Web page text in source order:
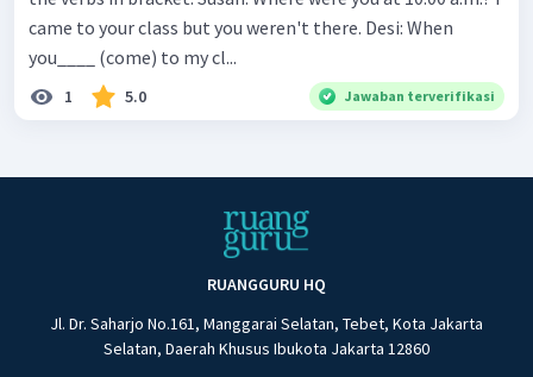
came to your class but you weren't there. Desi: When
you____ (come) to my cl...
1 5.0 Jawaban terverifikasi
RUANGGURU HQ
Jl. Dr. Saharjo No.161, Manggarai Selatan, Tebet, Kota Jakarta
Selatan, Daerah Khusus Ibukota Jakarta 12860